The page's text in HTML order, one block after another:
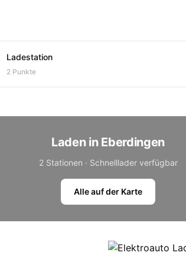
Ladestation
2 Punkte
Laden in Eberdingen
2 Stationen · Schnelllader verfügbar
Alle auf der Karte